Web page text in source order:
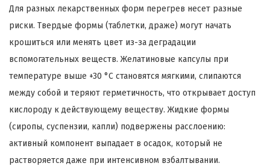
Для разных лекарственных форм перегрев несет разные
риски. Твердые формы (таблетки, драже) могут начать
крошиться или менять цвет из-за деградации
вспомогательных веществ. Желатиновые капсулы при
температуре выше +30 °C становятся мягкими, слипаются
между собой и теряют герметичность, что открывает доступ
кислороду к действующему веществу. Жидкие формы
(сиропы, суспензии, капли) подвержены расслоению:
активный компонент выпадает в осадок, который не
растворяется даже при интенсивном взбалтывании.